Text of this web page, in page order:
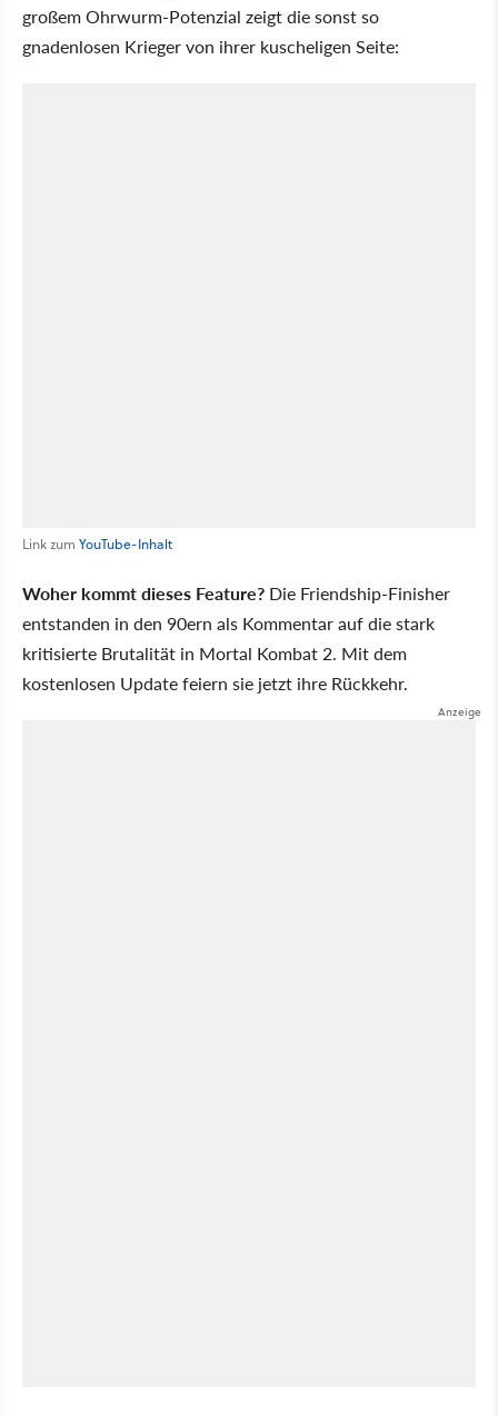
großem Ohrwurm-Potenzial zeigt die sonst so
gnadenlosen Krieger von ihrer kuscheligen Seite:
Link zum YouTube-Inhalt
Woher kommt dieses Feature? Die Friendship-Finisher
entstanden in den 90ern als Kommentar auf die stark
kritisierte Brutalität in Mortal Kombat 2. Mit dem
kostenlosen Update feiern sie jetzt ihre Rückkehr.